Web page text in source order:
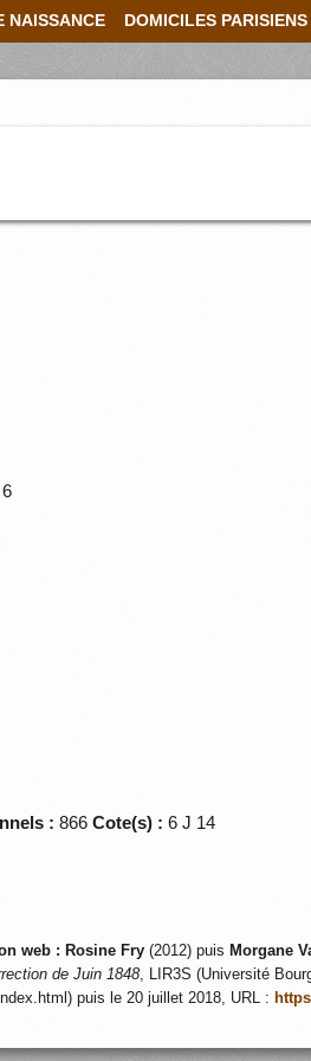
NAISSANCE DOMICILES PARISIENS
6
:866Cote(s) : 6 J 14
web : Rosine Fry(2012) puis Morgane
de Juin 1848, LIR3S (Université
puis le 20 juillet 2018, URL :